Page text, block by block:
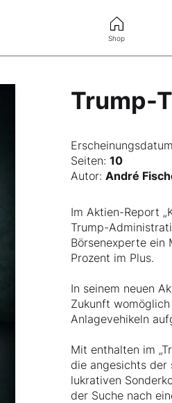
Shop
Trump-
Seiten:10
Autor:André
Im Aktien-Report
Trump-
Börsenexperte ein
Prozent im Plus.
In seinem neuen
Zukunft
Anlagevehikeln
Mit enthalten im
die angesichts der
lukrativen
der Suche nach